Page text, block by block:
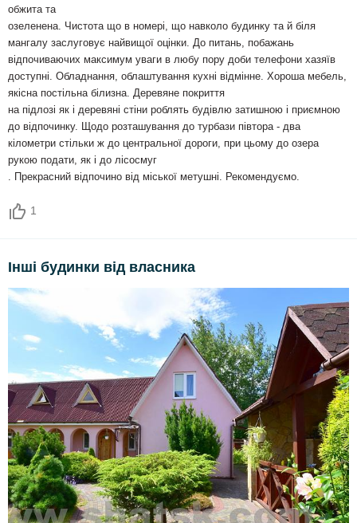
обжита та
озеленена. Чистота що в номері, що навколо будинку та й біля
мангалу заслуговує найвищої оцінки. До питань, побажань
відпочиваючих максимум уваги в любу пору доби телефони хазяїв
доступні. Обладнання, облаштування кухні відмінне. Хороша мебель,
якісна постільна білизна. Деревяне покриття
на підлозі як і деревяні стіни роблять будівлю затишною і приємною
до відпочинку. Щодо розташування до турбази півтора - два
кілометри стільки ж до центральної дороги, при цьому до озера
рукою подати, як і до лісосмуг
. Прекрасний відпочино від міської метушні. Рекомендуємо.
1
Інші будинки від власника